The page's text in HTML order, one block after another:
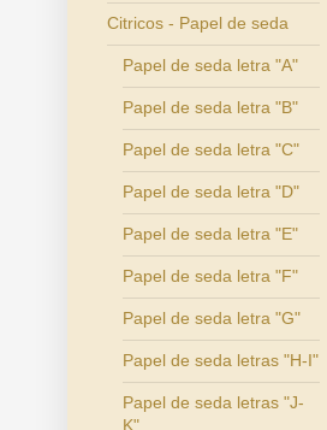
Citricos - Papel de seda
Papel de seda letra "A"
Papel de seda letra "B"
Papel de seda letra "C"
Papel de seda letra "D"
Papel de seda letra "E"
Papel de seda letra "F"
Papel de seda letra "G"
Papel de seda letras "H-I"
Papel de seda letras "J-
K"